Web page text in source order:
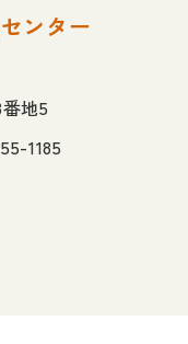
ンター
地5
1185